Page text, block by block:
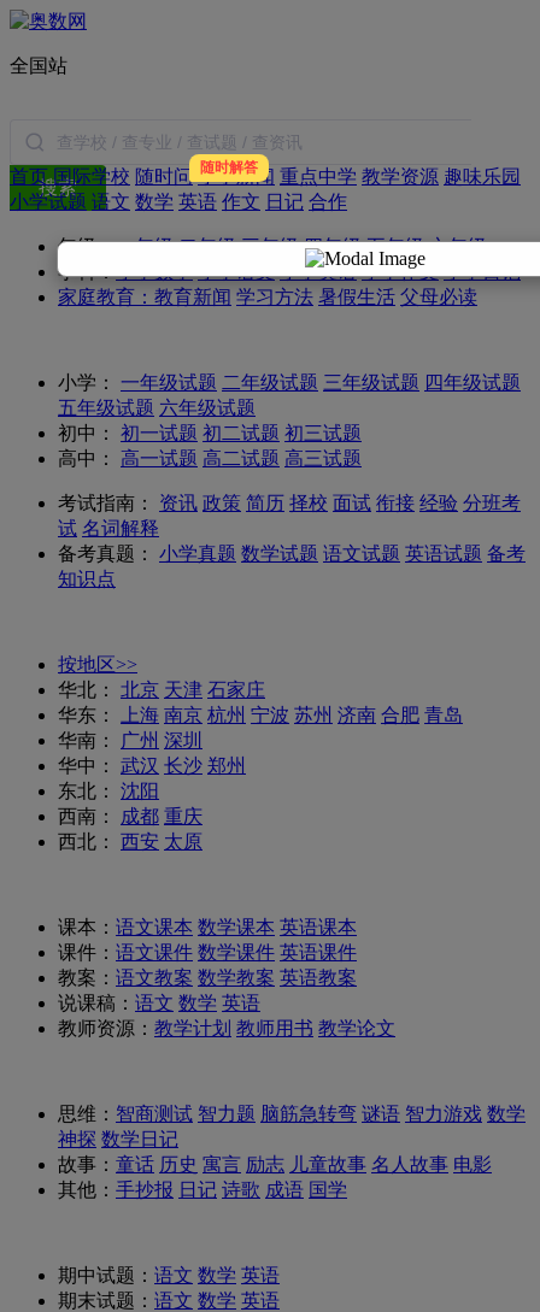
全国站
搜索
首页国际学校 随时问 随时解答
小学新闻 重点中学 教学资源 趣味乐园
小学试题 语文 数学 英语 作文 日记 合作
年级：一年级 二年级 三年级 四年级 五年级 六年级
学科：小学数学 小学语文 小学英语 小学作文 小学日记
家庭教育： 教育新闻 学习方法 暑假生活 父母必读
小学： 一年级试题 二年级试题 三年级试题 四年级试题
五年级试题 六年级试题
初中：
初一试题 初二试题 初三试题
高中：
高一试题 高二试题 高三试题
考试指南： 资讯 政策 简历 择校 面试 衔接 经验 分班考
试 名词解释
备考真题：
小学真题 数学试题 语文试题 英语试题 备考
知识点
按地区>>
华北：
北京 天津 石家庄
华东：
上海 南京 杭州 宁波 苏州 济南 合肥 青岛
华南：
广州 深圳
华中：
武汉 长沙 郑州
东北：
沈阳
西南：
成都 重庆
西北：
西安 太原
课本： 语文课本 数学课本 英语课本
课件： 语文课件 数学课件 英语课件
教案： 语文教案 数学教案 英语教案
说课稿： 语文 数学 英语
教师资源： 教学计划 教师用书 教学论文
思维： 智商测试 智力题 脑筋急转弯 谜语 智力游戏 数学
神探 数学日记
故事： 童话 历史 寓言 励志 儿童故事 名人故事 电影
其他： 手抄报 日记 诗歌 成语 国学
期中试题： 语文 数学 英语
期末试题： 语文 数学 英语